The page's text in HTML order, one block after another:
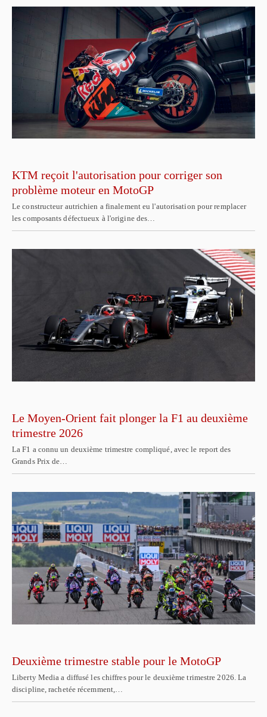
KTM reçoit l'autorisation pour corriger son
problème moteur en MotoGP
Le constructeur autrichien a finalement eu l'autorisation pour remplacer
les composants défectueux à l'origine des…
Le Moyen-Orient fait plonger la F1 au deuxième
trimestre 2026
La F1 a connu un deuxième trimestre compliqué, avec le report des
Grands Prix de…
Deuxième trimestre stable pour le MotoGP
Liberty Media a diffusé les chiffres pour le deuxième trimestre 2026. La
discipline, rachetée récemment,…